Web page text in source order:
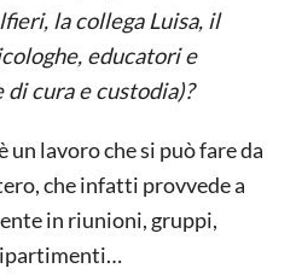
la collega Luisa, il
educatori e
cura e custodia)?
lavoro che si può fare da
che infatti provvede a
in riunioni, gruppi,